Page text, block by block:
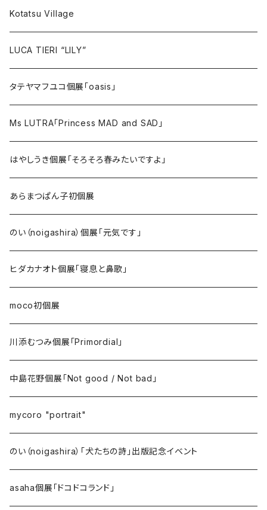
Kotatsu Village
LUCA TIERI “LILY”
タテヤマフユコ個展「oasis」
Ms LUTRA「Princess MAD and SAD」
はやしうき個展「そろそろ春みたいですよ」
あらまつぱん子初個展
のい（noigashira）個展「元気です」
ヒダカナオト個展「寝息と鼻歌」
moco初個展
川添むつみ個展「Primordial」
中島花野個展「Not good / Not bad」
mycoro "portrait"
のい（noigashira）「犬たちの詩」出版記念イベント
asaha個展「ドコドコランド」